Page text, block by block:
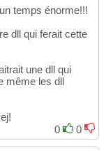
temps énorme!!!
dll qui ferait cette
une dll qui
même les dll
0
0